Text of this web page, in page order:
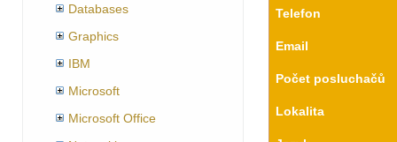
Databases
Graphics
IBM
Microsoft
Microsoft Office
Telefon
Email
Počet posluchačů
Lokalita